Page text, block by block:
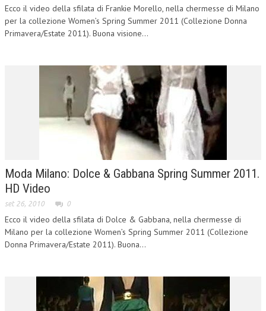
STREAMING TV
Ecco il video della sfilata di Frankie Morello, nella chermesse di Milano
per la collezione Women’s Spring Summer 2011 (Collezione Donna
Primavera/Estate 2011). Buona visione...
Moda Milano: Dolce & Gabbana Spring Summer 2011.
HD Video
set 26, 2010 0
Ecco il video della sfilata di Dolce & Gabbana, nella chermesse di
Milano per la collezione Women’s Spring Summer 2011 (Collezione
Donna Primavera/Estate 2011). Buona...